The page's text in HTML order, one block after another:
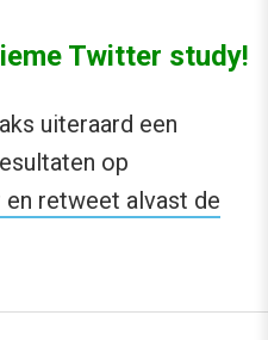
Twitter study!
uiteraard een
op
en retweet alvast de